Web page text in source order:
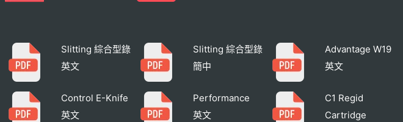
Slitting 綜合型錄
英文
Slitting 綜合型錄
簡中
Advantage W19
英文
Control E-Knife
英文
Performance
英文
C1 Regid
Cartridge